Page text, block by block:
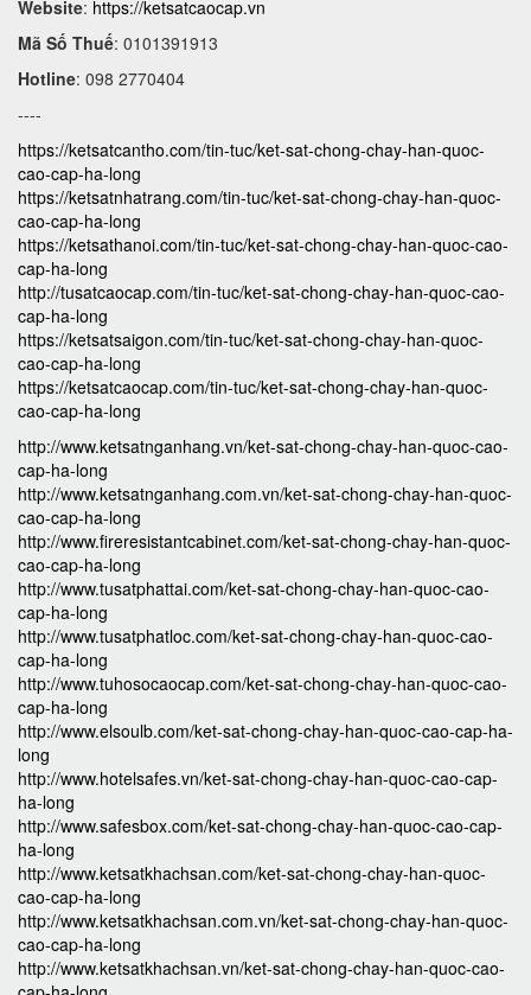
Website: https://ketsatcaocap.vn
Mã Số Thuế: 0101391913
Hotline: 098 2770404
----
https://ketsatcantho.com/tin-tuc/ket-sat-chong-chay-han-quoc-
cao-cap-ha-long
https://ketsatnhatrang.com/tin-tuc/ket-sat-chong-chay-han-quoc-
cao-cap-ha-long
https://ketsathanoi.com/tin-tuc/ket-sat-chong-chay-han-quoc-cao-
cap-ha-long
http://tusatcaocap.com/tin-tuc/ket-sat-chong-chay-han-quoc-cao-
cap-ha-long
https://ketsatsaigon.com/tin-tuc/ket-sat-chong-chay-han-quoc-
cao-cap-ha-long
https://ketsatcaocap.com/tin-tuc/ket-sat-chong-chay-han-quoc-
cao-cap-ha-long
http://www.ketsatnganhang.vn/ket-sat-chong-chay-han-quoc-cao-
cap-ha-long
http://www.ketsatnganhang.com.vn/ket-sat-chong-chay-han-quoc-
cao-cap-ha-long
http://www.fireresistantcabinet.com/ket-sat-chong-chay-han-quoc-
cao-cap-ha-long
http://www.tusatphattai.com/ket-sat-chong-chay-han-quoc-cao-
cap-ha-long
http://www.tusatphatloc.com/ket-sat-chong-chay-han-quoc-cao-
cap-ha-long
http://www.tuhosocaocap.com/ket-sat-chong-chay-han-quoc-cao-
cap-ha-long
http://www.elsoulb.com/ket-sat-chong-chay-han-quoc-cao-cap-ha-
long
http://www.hotelsafes.vn/ket-sat-chong-chay-han-quoc-cao-cap-
ha-long
http://www.safesbox.com/ket-sat-chong-chay-han-quoc-cao-cap-
ha-long
http://www.ketsatkhachsan.com/ket-sat-chong-chay-han-quoc-
cao-cap-ha-long
http://www.ketsatkhachsan.com.vn/ket-sat-chong-chay-han-quoc-
cao-cap-ha-long
http://www.ketsatkhachsan.vn/ket-sat-chong-chay-han-quoc-cao-